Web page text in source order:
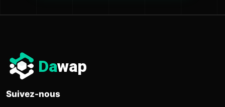
Dawap
Suivez-nous